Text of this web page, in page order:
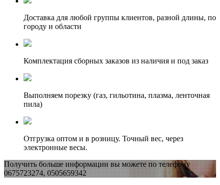
Доставка для любой группы клиентов, разной длины, по
городу и области
Комплектация сборных заказов из наличия и под заказ
Выполняем порезку (газ, гильотина, плазма, ленточная
пила)
Отгрузка оптом и в розницу. Точный вес, через
электронные весы.
Получить больше информации вы можете по телефону
0675723274, 0505659342